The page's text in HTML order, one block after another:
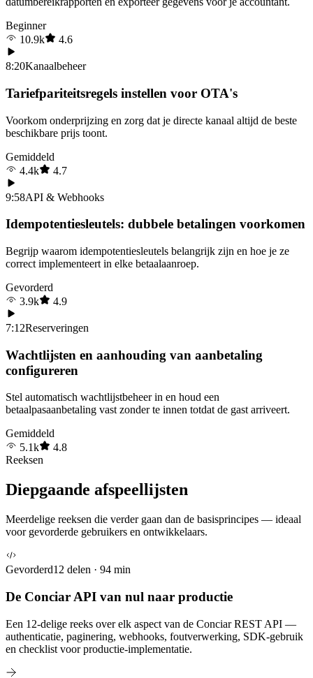
Beginner
10.9k
4.6
8:20Kanaalbeheer
Tariefpariteitsregels instellen voor OTA's
Voorkom onderprijzing en zorg dat je directe kanaal altijd de beste
beschikbare prijs toont.
Gemiddeld
4.4k
4.7
9:58API & Webhooks
Idempotentiesleutels: dubbele betalingen voorkomen
Begrijp waarom idempotentiesleutels belangrijk zijn en hoe je ze
correct implementeert in elke betaalaanroep.
Gevorderd
3.9k
4.9
7:12Reserveringen
Wachtlijsten en aanhouding van aanbetaling
configureren
Stel automatisch wachtlijstbeheer in en houd een
betaalpasaanbetaling vast zonder te innen totdat de gast arriveert.
Gemiddeld
5.1k
4.8
Reeksen
Diepgaande afspeellijsten
Meerdelige reeksen die verder gaan dan de basisprincipes — ideaal
voor gevorderde gebruikers en ontwikkelaars.
Gevorderd12 delen · 94 min
De Conciar API van nul naar productie
Een 12-delige reeks over elk aspect van de Conciar REST API —
authenticatie, paginering, webhooks, foutverwerking, SDK-gebruik
en checklist voor productie-implementatie.